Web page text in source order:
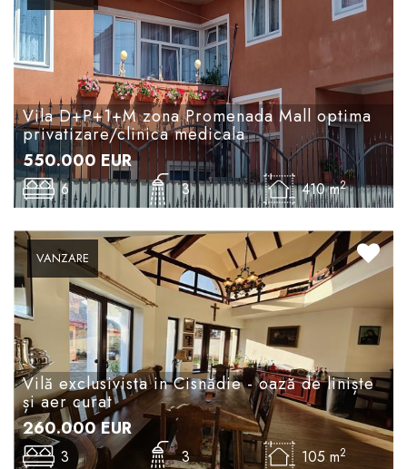
Vila D+P+1+M zona Promenada Mall optima
privatizare/clinica medicala
550.000 EUR
6 3 410 m2
VANZARE
Vilă exclusivista in Cisnădie - oază de liniște
și aer curat
260.000EUR
3 3 105 m2